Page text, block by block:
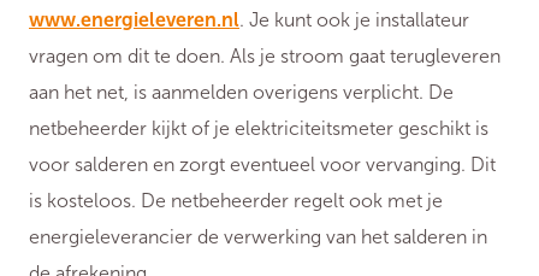
www.energieleveren.nl. Je kunt ook je installateur
vragen om dit te doen. Als je stroom gaat terugleveren
aan het net, is aanmelden overigens verplicht. De
netbeheerder kijkt of je elektriciteitsmeter geschikt is
voor salderen en zorgt eventueel voor vervanging. Dit
is kosteloos. De netbeheerder regelt ook met je
energieleverancier de verwerking van het salderen in